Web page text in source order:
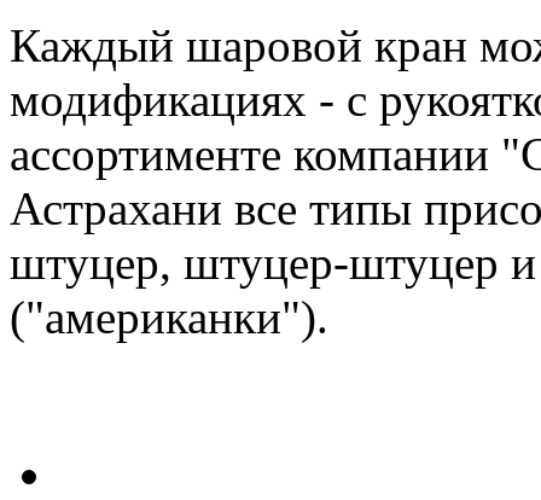
Каждый шаровой кран
модификациях - с
ассортименте
Астрахани все типы
штуцер, штуцер-штуцер и
("американки").